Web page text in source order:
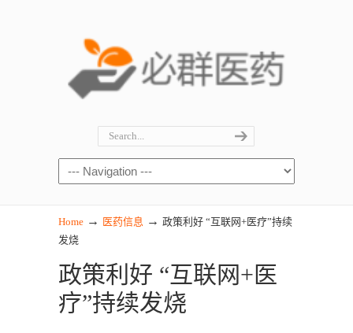
Home → 医药信息 → 政策利好 “互联网+医疗”持续
发烧
政策利好 “互联网+医
疗”持续发烧